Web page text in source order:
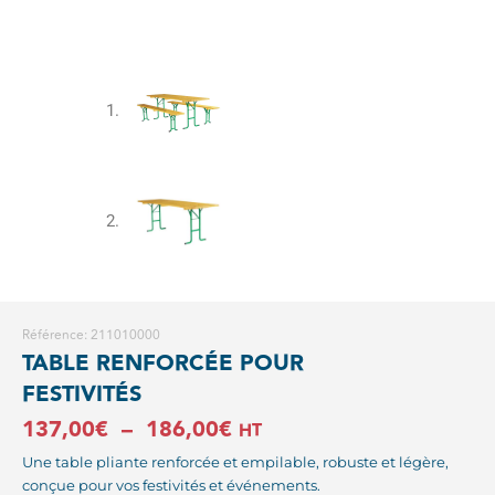
Référence: 211010000
TABLE RENFORCÉE POUR
FESTIVITÉS
137,00€ – 186,00€Plage
de
HT
Une table pliante renforcée et empilable, robuste et légère,
conçue pour vos festivités et événements.